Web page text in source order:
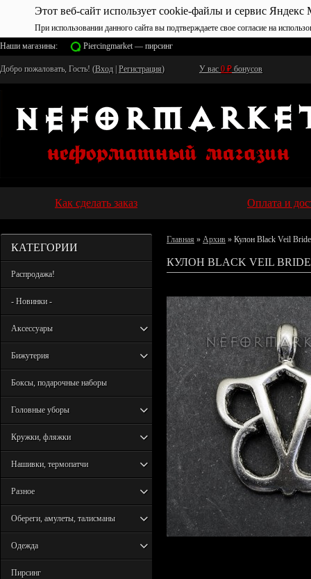
Этот веб-сайт использует cookie-файлы и сервис Яндекс
При использовании данного сайта вы подтверждаете свое согласие на
Наши магазины:
Piercingmarket — пирсинг
Добро пожаловать, Гость! (Вход Регистрация) У вас 0 ₽ бонусов
Как сделать заказ Оплата и
КАТЕГОРИИ
Распродажа!
- Новинки -
Аксессуары
Бижутерия
Боксы, подарочные наборы
Головные уборы
Кружки, фляжки
Нашивки, термопатчи
Разное
Обереги, амулеты, талисманы
Одежда
Пирсинг
Главная » Архив » Кулон Black Veil
КУЛОН BLACK VEIL